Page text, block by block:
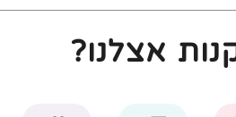
אצלנו?